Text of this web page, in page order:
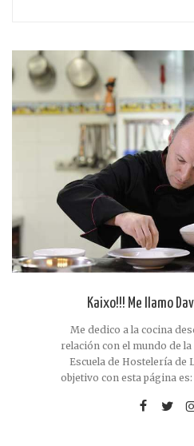
Kaixo!!! Me llamo
Me dedico a la cocina
relación con el mundo de
Escuela de Hostelería de
objetivo con esta página es: